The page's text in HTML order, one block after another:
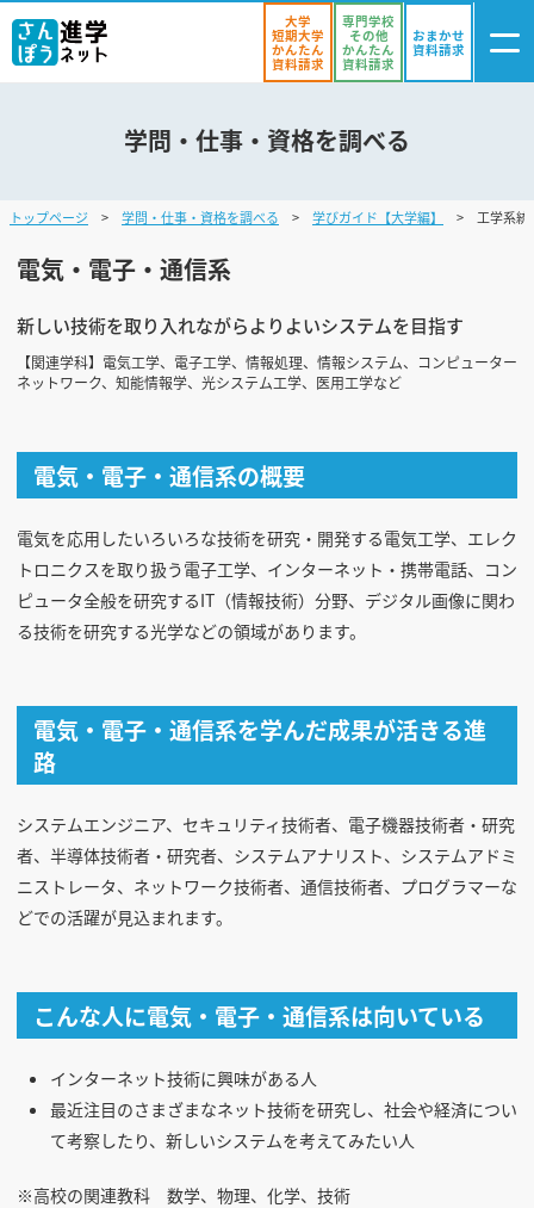
ログイン
・登録
気になる
学校を探す
オープンキャンパスを探す
進学イベント
入試・受験入門
見学会WEB手引書
校内オンラインガイダンス
大学
短期大学
かんたん
資料請求
専門学校
その他
かんたん
資料請求
おまかせ
資料請求
学問・仕事・資格を調べる
トップページ 学問・仕事・資格を調べる 学びガイド【大学編】 工学系統
電気・電子・通信系
新しい技術を取り入れながらよりよいシステムを目指す
【関連学科】電気工学、電子工学、情報処理、情報システム、コンピューター
ネットワーク、知能情報学、光システム工学、医用工学など
電気・電子・通信系の概要
電気を応用したいろいろな技術を研究・開発する電気工学、エレク
トロニクスを取り扱う電子工学、インターネット・携帯電話、コン
ピュータ全般を研究するIT（情報技術）分野、デジタル画像に関わ
る技術を研究する光学などの領域があります。
電気・電子・通信系を学んだ成果が活きる進
路
システムエンジニア、セキュリティ技術者、電子機器技術者・研究
者、半導体技術者・研究者、システムアナリスト、システムアドミ
ニストレータ、ネットワーク技術者、通信技術者、プログラマーな
どでの活躍が見込まれます。
こんな人に電気・電子・通信系は向いている
インターネット技術に興味がある人
最近注目のさまざまなネット技術を研究し、社会や経済につい
て考察したり、新しいシステムを考えてみたい人
※高校の関連教科 数学、物理、化学、技術